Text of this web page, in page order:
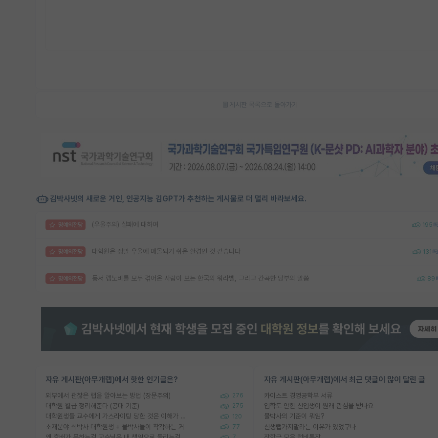
게시판 목록으로 돌아가기
김박사넷의 새로운 거인, 인공지능 김GPT가 추천하는 게시물로 더 멀리 바라보세요.
명예의전당 (우울주의) 실패에 대하여 195
명예의전당 대학원은 정말 우울에 매몰되기 쉬운 환경인 것 같습니다 131
명예의전당 동서 랩노비를 모두 겪어온 사람이 보는 한국의 워라밸, 그리고 간곡한 당부의 말씀 89
자유 게시판(아무개랩)에서 핫한 인기글은?
외부에서 괜찮은 랩을 알아보는 방법 (장문주의) 276
대학원 월급 정리해준다 (공대 기준) 275
대학원생들 교수에게 가스라이팅 당한 것은 이해가 갑니다. 안타깝네요. 120
소재분야 석박사 대학원생 + 물박사들이 착각하는 거 77
자유 게시판(아무개랩)에서 최근 댓글이 많이 달린 글
카이스트 경영공학부 서류
입학도 안한 신입생이 원래 관심을 받나요
물박사의 기준이 뭐임?
신생랩가지말라는 이유가 있었구나